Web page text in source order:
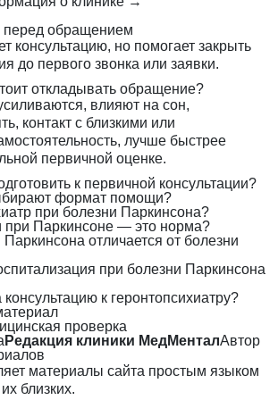
обращением
консультацию, но помогает закрыть
до первого звонка или заявки.
откладывать обращение?
влияют на сон,
контакт с близкими или
лучше быстрее
первичной оценке.
к первичной консультации?
формат помощи?
при болезни Паркинсона?
при Паркинсоне — это норма?
отличается от болезни
при болезни Паркинсона
консультацию к геронтопсихиатру?
проверка
Редакция клиники МедМенталАвтор
материалы сайта простым языком
близких.